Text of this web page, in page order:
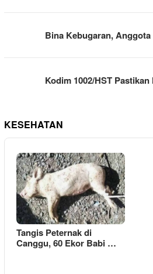
Bina Kebugaran,
Kodim 1002/HST
KESEHATAN
Tangis Peternak di
Canggu, 60 Ekor Babi …